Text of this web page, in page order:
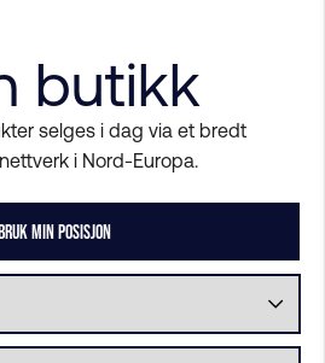
butikk
selges i dag via et bredt
i Nord-Europa.
BRUK MIN POSISJON